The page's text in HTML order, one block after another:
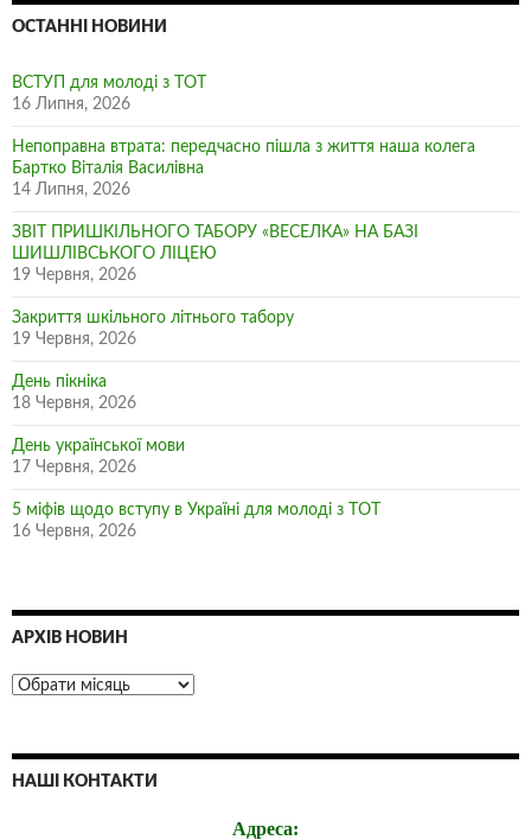
ОСТАННІ НОВИНИ
ВСТУП для молоді з ТОТ
16 Липня, 2026
Непоправна втрата: передчасно пішла з життя наша колега
Бартко Віталія Василівна
14 Липня, 2026
ЗВІТ ПРИШКІЛЬНОГО ТАБОРУ «ВЕСЕЛКА» НА БАЗІ
ШИШЛІВСЬКОГО ЛІЦЕЮ
19 Червня, 2026
Закриття шкільного літнього табору
19 Червня, 2026
День пікніка
18 Червня, 2026
День української мови
17 Червня, 2026
5 міфів щодо вступу в Україні для молоді з ТОТ
16 Червня, 2026
АРХІВ НОВИН
НАШІ КОНТАКТИ
Адреса: